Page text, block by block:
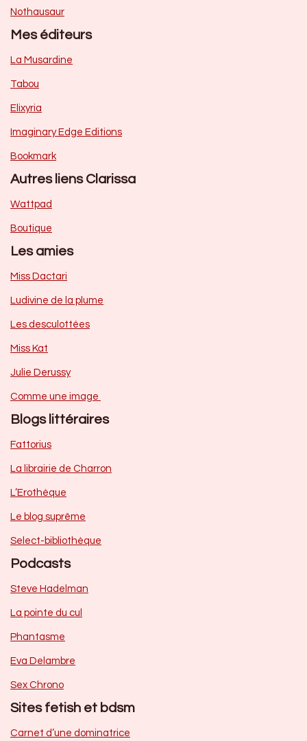
Nothausaur
Mes éditeurs
La Musardine
Tabou
Elixyria
Imaginary Edge Editions
Bookmark
Autres liens Clarissa
Wattpad
Boutique
Les amies
Miss Dactari
Ludivine de la plume
Les desculottées
Miss Kat
Julie Derussy
Comme une image
Blogs littéraires
Fattorius
La librairie de Charron
L’Erothèque
Le blog suprême
Select-bibliothèque
Podcasts
Steve Hadelman
La pointe du cul
Phantasme
Eva Delambre
Sex Chrono
Sites fetish et bdsm
Carnet d’une dominatrice